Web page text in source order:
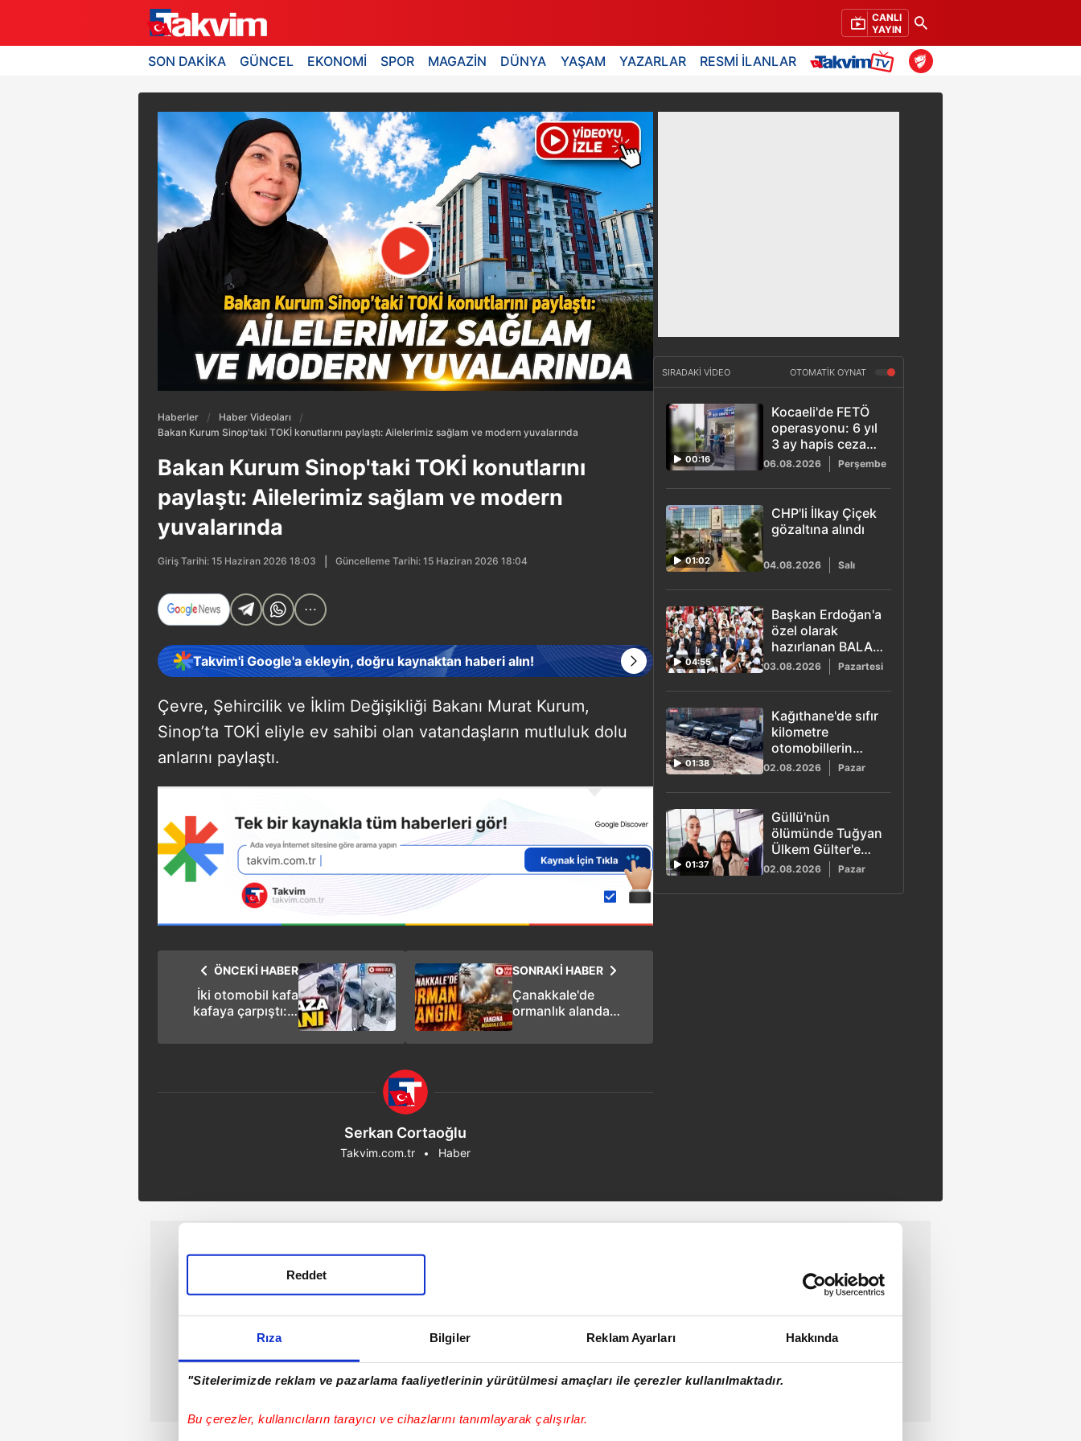
Rıza Bilgiler Reklam Ayarları Hakkında
"Sitelerimizde reklam ve pazarlama faaliyetlerinin yürütülmesi amaçları ile çerezler kullanılmaktadır.
Bu çerezler, kullanıcıların tarayıcı ve cihazlarını tanımlayarak çalışırlar.
Reddet
CANLI
YAYIN
SON DAKİKA GÜNCEL EKONOMİ SPOR MAGAZİN DÜNYA YAŞAM YAZARLAR RESMİ İLANLAR
Haberler
Haber Videoları
Bakan Kurum Sinop'taki TOKİ konutlarını paylaştı: Ailelerimiz sağlam ve modern yuvalarında
Bakan Kurum Sinop'taki TOKİ konutlarını
paylaştı: Ailelerimiz sağlam ve modern
yuvalarında
Giriş Tarihi: 15 Haziran 2026 18:03 Güncelleme Tarihi: 15 Haziran 2026 18:04
Takvim'i Google'a ekleyin, doğru kaynaktan haberi alın!
Çevre, Şehircilik ve İklim Değişikliği Bakanı Murat Kurum,
Sinop’ta TOKİ eliyle ev sahibi olan vatandaşların mutluluk dolu
anlarını paylaştı.
SONRAKİ HABER
Çanakkale'de
ormanlık alanda
müdahale ediyor
ÖNCEKİ HABER
İki otomobil kafa
kafaya çarpıştı: 3
Serkan Cortaoğlu
Takvim.com.tr Haber
SIRADAKİ VİDEO OTOMATİK OYNAT
00:16
Kocaeli'de FETÖ
operasyonu: 6 yıl
3 ay hapis cezası
bulunan ihraç
kıdemli albay
yakalandı
06.08.2026 Perşembe
01:02
CHP'li İlkay Çiçek
gözaltına alındı
04.08.2026 Salı
04:55
Başkan Erdoğan'a
özel olarak
hazırlanan BALA
şarkısı yayımlandı
03.08.2026 Pazartesi
01:38
Kağıthane'de sıfır
kilometre
otomobillerin
üzerine duvar
02.08.2026 Pazar
01:37
Güllü'nün
ölümünde Tuğyan
Ülkem Gülter'e
ağırlaştırılmış
müebbet hapis
talebi
02.08.2026 Pazar